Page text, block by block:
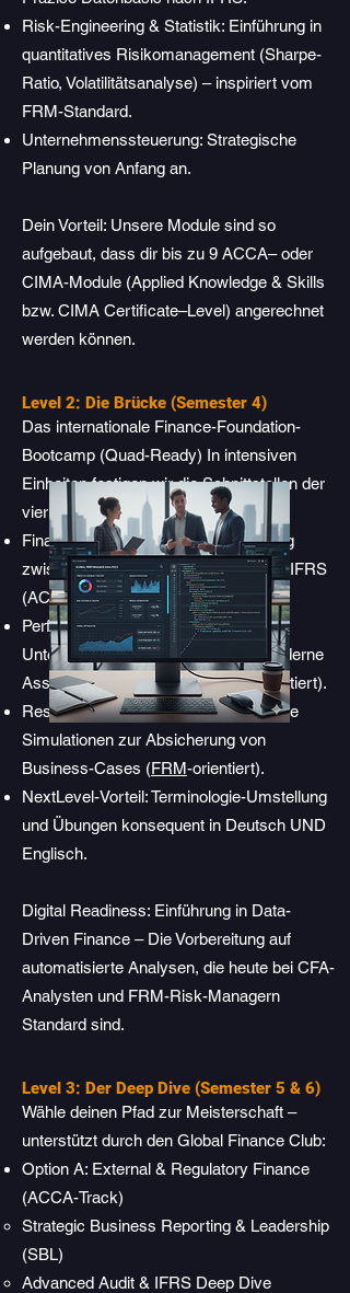
Risk-Engineering & Statistik: Einführung in
quantitatives Risikomanagement (Sharpe-
Ratio, Volatilitätsanalyse) – inspiriert vom
FRM-Standard.
Unternehmenssteuerung: Strategische
Planung von Anfang an.
Dein Vorteil: Unsere Module sind so
aufgebaut, dass dir bis zu 9 ACCA– oder
CIMA-Module (Applied Knowledge & Skills
bzw. CIMA Certificate–Level) angerechnet
werden können.
Level 2: Die Brücke (Semester 4)
Das internationale Finance-Foundation-
Bootcamp (Quad-Ready) In intensiven
Einheiten festigen wir die Schnittstellen der
vier globalen Standards:
Finanzielle Architektur: Brückenschlag
zwischen OR/Swiss GAAP FER und IFRS
(ACCA-Fokus).
Performance & Valuation:
Unternehmenssteuerung trifft auf moderne
Asset-Bewertung (CIMA &CFA-orientiert).
Resilience-Check: Erste stochastische
Simulationen zur Absicherung von
Business-Cases (FRM-orientiert).
NextLevel-Vorteil: Terminologie-Umstellung
und Übungen konsequent in Deutsch UND
Englisch.
Digital Readiness: Einführung in Data-
Driven Finance – Die Vorbereitung auf
automatisierte Analysen, die heute bei CFA-
Analysten und FRM-Risk-Managern
Standard sind.
Level 3: Der Deep Dive (Semester 5 & 6)
Wähle deinen Pfad zur Meisterschaft –
unterstützt durch den Global Finance Club:
Option A: External & Regulatory Finance
(ACCA-Track)
Strategic Business Reporting & Leadership
(SBL)
Advanced Audit & IFRS Deep Dive